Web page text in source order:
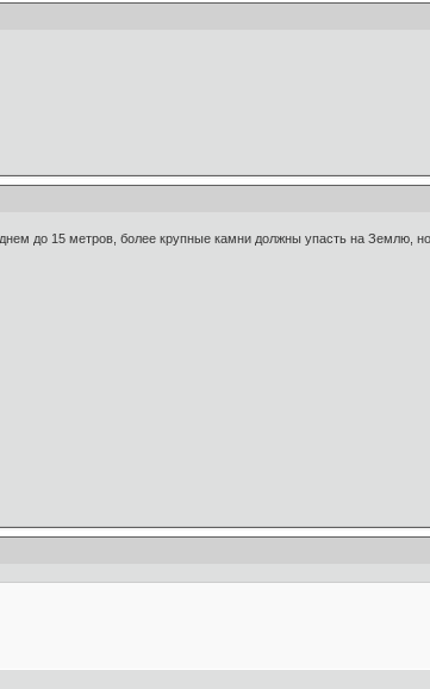
до 15 метров, более крупные камни должны упасть на Землю,